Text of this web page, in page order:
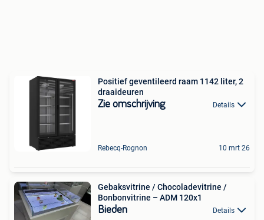
Positief geventileerd raam 1142 liter, 2
draaideuren
Zie omschrijving Details
Rebecq-Rognon 10 mrt 26
Gebaksvitrine / Chocoladevitrine /
Bonbonvitrine – ADM 120x1
Bieden Details